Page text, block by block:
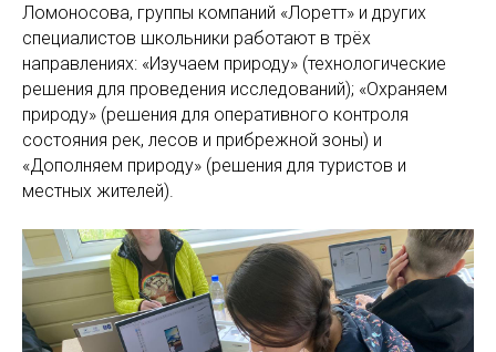
Ломоносова, группы компаний «Лоретт» и других
специалистов школьники работают в трёх
направлениях: «Изучаем природу» (технологические
решения для проведения исследований); «Охраняем
природу» (решения для оперативного контроля
состояния рек, лесов и прибрежной зоны) и
«Дополняем природу» (решения для туристов и
местных жителей).